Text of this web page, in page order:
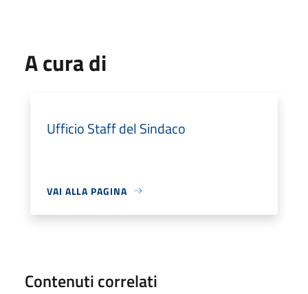
A cura di
Ufficio Staff del Sindaco
VAI ALLA PAGINA
Contenuti correlati